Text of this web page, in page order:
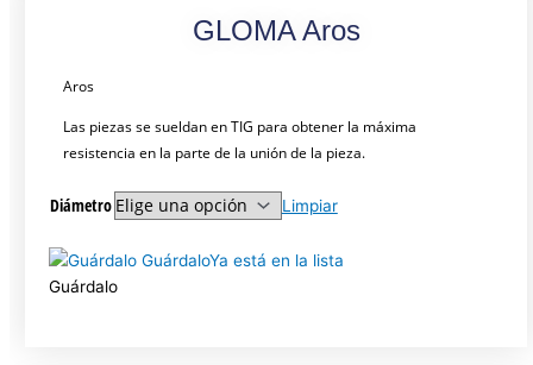
GLOMA Aros
Aros
Las piezas se sueldan en TIG para obtener la máxima
resistencia en la parte de la unión de la pieza.
Diámetro Limpiar
GuárdaloYa está en la lista
Guárdalo